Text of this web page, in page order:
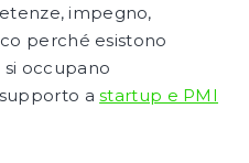
impegno,
perché esistono
occupano
astartup e PMI